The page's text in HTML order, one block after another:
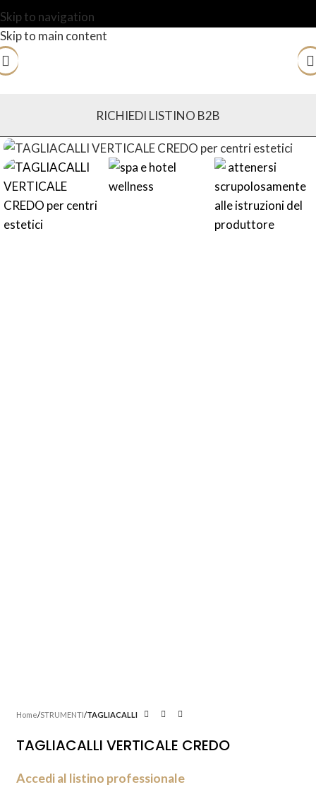
Skip to navigation
Skip to main content
RICHIEDI LISTINO B2B
Home STRUMENTI TAGLIACALLI
TAGLIACALLI VERTICALE CREDO
Accedi al listino professionale